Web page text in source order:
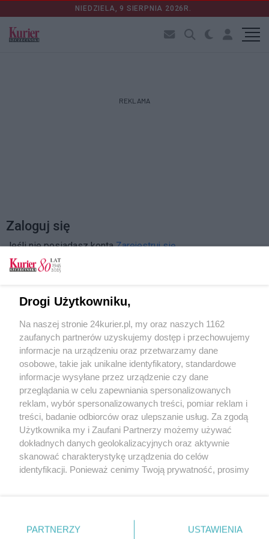
NIEDZIELA, 9 SIERPNIA 2026R.
REKLAMA
Zaloguj się
Jeśli nie posiadasz kontaZarejestruj się
Zapamiętać?
Zaloguj
Zapomniałem hasła
Copyright © 2022 Kurier Szczeciński sp. z o.o.
Drogi Użytkowniku,
Na naszej stronie 24kurier.pl, my oraz naszych 1162
zaufanych partnerów uzyskujemy dostęp i przechowujemy
informacje na urządzeniu oraz przetwarzamy dane
osobowe, takie jak unikalne identyfikatory, standardowe
informacje wysyłane przez urządzenie czy dane
przeglądania w celu zapewniania spersonalizowanych
reklam, wybór spersonalizowanych treści, pomiar reklam i
treści, badanie odbiorców oraz ulepszanie usług. Za zgodą
Użytkownika my i Zaufani Partnerzy możemy używać
dokładnych danych geolokalizacyjnych oraz aktywnie
skanować charakterystykę urządzenia do celów
identyfikacji. Ponieważ cenimy Twoją prywatność, prosimy
prywatności znajdujący się w lewym dolnym rogu strony
. Niektóre rodzaje przetwarzania danych nie wymagają
PARTNERZY USTAWIENIA